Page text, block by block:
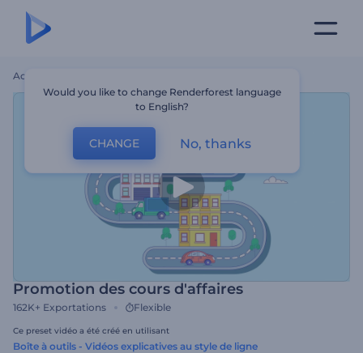
Accueil
Promotion des cours d'affaires
162K+ Exportations Flexible
Ce preset vidéo a été créé en utilisant
Boîte à outils - Vidéos explicatives au style de ligne
Would you like to change Renderforest language
to English?
CHANGE No, thanks